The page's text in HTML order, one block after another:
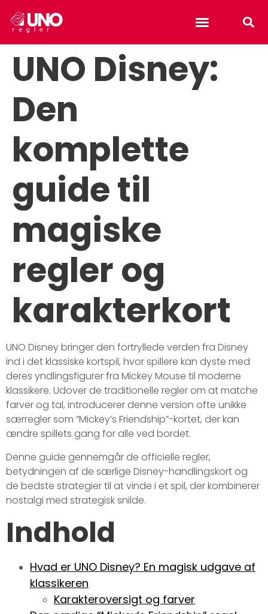
UNO Disney:
Den
komplette
guide til
magiske
regler og
karakterkort
UNO Disney bringer den fortryllede verden fra Disney
ind i det klassiske kortspil, hvor spillere kan dyste med
deres yndlingsfigurer fra Mickey Mouse til moderne
klassikere. Udover de traditionelle regler om at matche
farver og tal, introducerer denne version ofte unikke
særregler som “Mickey’s Friendship”-kortet, der kan
ændre spillets gang for alle ved bordet.
Denne guide gennemgår de officielle regler,
betydningen af de særlige Disney-handlingskort og
de bedste strategier til at vinde i et spil, der kombinerer
nostalgi med strategisk snilde.
Indhold
Hvad er UNO Disney? En magisk udgave af
klassikeren
Karakteroversigt og farver